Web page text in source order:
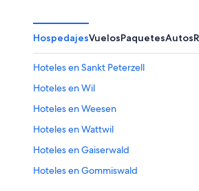
HospedajesVuelosPaquetesAutos
Hoteles en Sankt Peterzell
Hoteles en Wil
Hoteles en Weesen
Hoteles en Wattwil
Hoteles en Gaiserwald
Hoteles en Gommiswald